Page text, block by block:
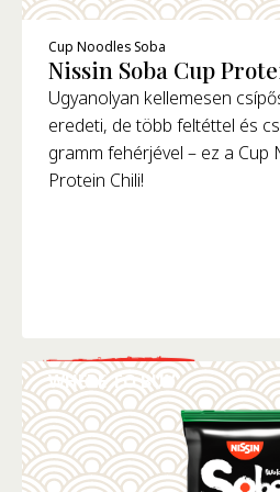
Cups
Cup Noodles Soba
Nissin Soba Cup
Ugyanolyan kellemesen
eredeti, de több feltéttel és
gramm fehérjével – ez a Cup
Protein Chili!
WHERE TO BUY